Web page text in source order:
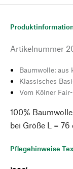
Artikelnummer
Baumwolle: aus
Klassisches
Vom Kölner
100%
bei Größe L = 76
Pflegehinweise